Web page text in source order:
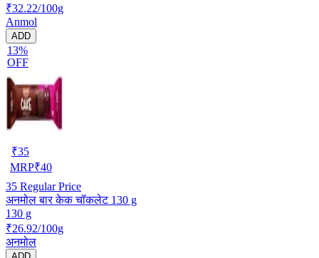
₹32.22/100g
Anmol
ADD
13%
OFF
₹35
MRP₹40
35 Regular Price
अनमोल बार केक चॉकलेट 130 g
130 g
₹26.92/100g
अनमोल